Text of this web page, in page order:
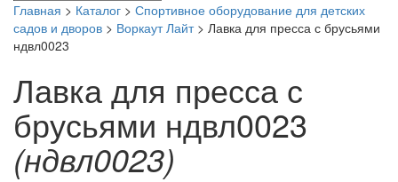
Главная > Каталог > Спортивное оборудование для детских
садов и дворов > Воркаут Лайт> Лавка для пресса с брусьями
ндвл0023
Лавка для пресса с
брусьями ндвл0023
(ндвл0023)